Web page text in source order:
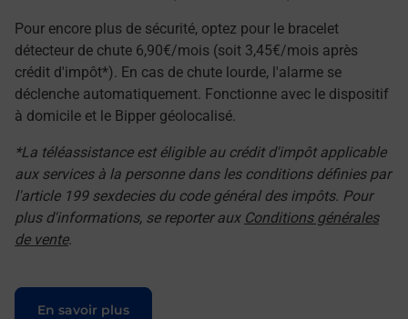
Pour encore plus de sécurité, optez pour le bracelet
détecteur de chute 6,90€/mois (soit 3,45€/mois après
crédit d'impôt*). En cas de chute lourde, l'alarme se
déclenche automatiquement. Fonctionne avec le dispositif
à domicile et le Bipper géolocalisé.
*La téléassistance est éligible au crédit d'impôt applicable
aux services à la personne dans les conditions définies par
l'article 199 sexdecies du code général des impôts. Pour
plus d'informations, se reporter aux Conditions générales
de vente.
En savoir plus
Le lien s'ouvre dans un nouvel onglet